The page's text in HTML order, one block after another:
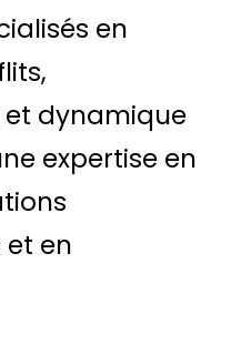
en
dynamique
expertise en
et en